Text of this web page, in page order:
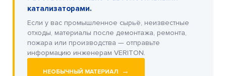
катализаторами.
Если у вас промышленное сырьё, неизвестные
отходы, материалы после демонтажа, ремонта,
пожара или производства — отправьте
информацию инженерам VERITON.
НЕОБЫЧНЫЙ МАТЕРИАЛ →